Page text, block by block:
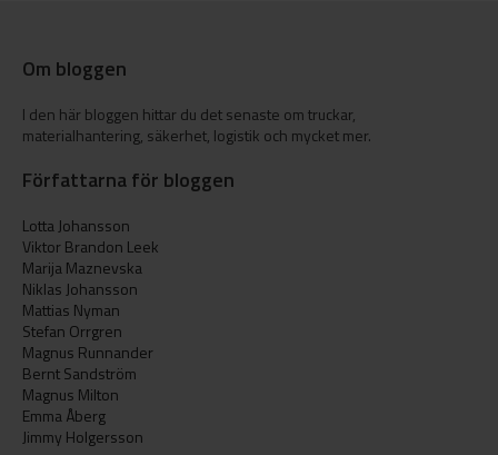
Om bloggen
I den här bloggen hittar du det senaste om truckar,
materialhantering, säkerhet, logistik och mycket mer.
Författarna för bloggen
Lotta Johansson
Viktor Brandon Leek
Marija Maznevska
Niklas Johansson
Mattias Nyman
Stefan Orrgren
Magnus Runnander
Bernt Sandström
Magnus Milton
Emma Åberg
Jimmy Holgersson